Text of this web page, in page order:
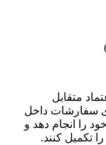
متقابل
سفارشات داخل
را انجام دهد و
تکمیل کنند.